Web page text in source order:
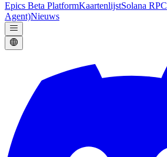
Epics Beta PlatformKaartenlijstSolana RPC
Agent)Nieuws